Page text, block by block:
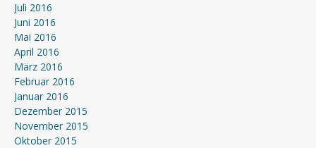
Juli 2016
Juni 2016
Mai 2016
April 2016
März 2016
Februar 2016
Januar 2016
Dezember 2015
November 2015
Oktober 2015